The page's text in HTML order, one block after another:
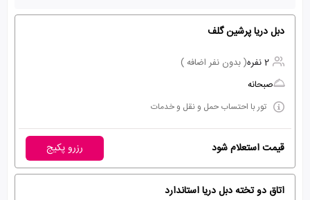
دبل دریا پرشین گلف
2 نفره
( بدون نفر اضافه )
صبحانه
تور با احتساب حمل و نقل و خدمات
قیمت استعلام شود رزرو پکیج
اتاق دو تخته دبل دریا استاندارد